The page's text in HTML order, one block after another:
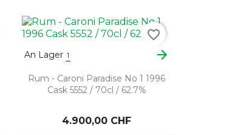
An Lager 1 arrow_forward
Rum - Caroni Paradise No 1 1996
Cask 5552 / 70cl / 62.7%
4.900,00 CHF
favorite_border